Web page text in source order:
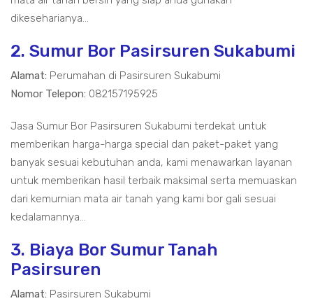
dikeseharianya...
2. Sumur Bor Pasirsuren Sukabumi
Alamat: Perumahan di Pasirsuren Sukabumi
Nomor Telepon: 082157195925
Jasa Sumur Bor Pasirsuren Sukabumi terdekat untuk
memberikan harga-harga special dan paket-paket yang
banyak sesuai kebutuhan anda, kami menawarkan layanan
untuk memberikan hasil terbaik maksimal serta memuaskan
dari kemurnian mata air tanah yang kami bor gali sesuai
kedalamannya...
3. Biaya Bor Sumur Tanah
Pasirsuren
Alamat: Pasirsuren Sukabumi